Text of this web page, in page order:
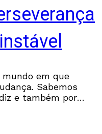
em que
Sabemos
e também por